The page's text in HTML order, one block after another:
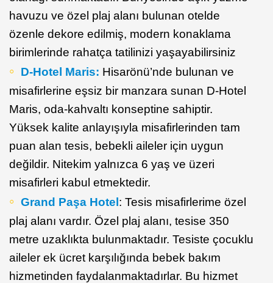
havuzu ve özel plaj alanı bulunan otelde
özenle dekore edilmiş, modern konaklama
birimlerinde rahatça tatilinizi yaşayabilirsiniz
D-Hotel Maris: Hisarönü’nde bulunan ve
misafirlerine eşsiz bir manzara sunan D-Hotel
Maris, oda-kahvaltı konseptine sahiptir.
Yüksek kalite anlayışıyla misafirlerinden tam
puan alan tesis, bebekli aileler için uygun
değildir. Nitekim yalnızca 6 yaş ve üzeri
misafirleri kabul etmektedir.
Grand Paşa Hotel: Tesis misafirlerime özel
plaj alanı vardır. Özel plaj alanı, tesise 350
metre uzaklıkta bulunmaktadır. Tesiste çocuklu
aileler ek ücret karşılığında bebek bakım
hizmetinden faydalanmaktadırlar. Bu hizmet